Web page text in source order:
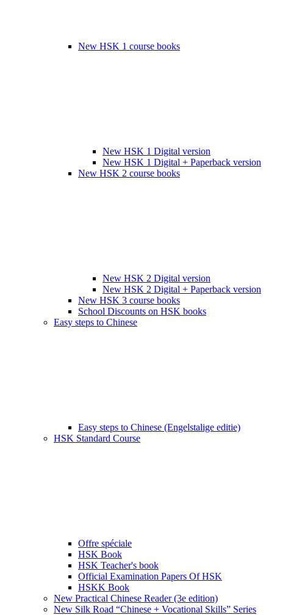
New HSK 1 course books
New HSK 1 Digital version
New HSK 1 Digital + Paperback version
New HSK 2 course books
New HSK 2 Digital version
New HSK 2 Digital + Paperback version
New HSK 3 course books
School Discounts on HSK books
Easy steps to Chinese
Easy steps to Chinese (Engelstalige editie)
HSK Standard Course
Offre spéciale
HSK Book
HSK Teacher's book
Official Examination Papers Of HSK
HSKK Book
New Practical Chinese Reader (3e edition)
New Silk Road “Chinese + Vocational Skills” Series